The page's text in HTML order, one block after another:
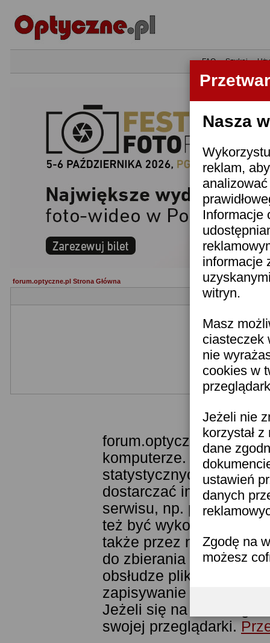
Nasza
reklam,
Informacje
informacje
witryn.
Masz
ciasteczek
nie
cookies w
Jeżeli nie
korzystał
dane
ustawień
danych
Zgodę na
możesz
•FAQ•Szukaj•
forum.optyczne.pl Strona Główna
forum.optyczne.pl
komputerze.
statystycznych.
dostarczać im
serwisu, np. poprzez
też być
także przez narzędzie
do zbierania statystyk.
obsłudze plików
zapisywanie ich w
Jeżeli się na to nie
swojej przeglądarki.